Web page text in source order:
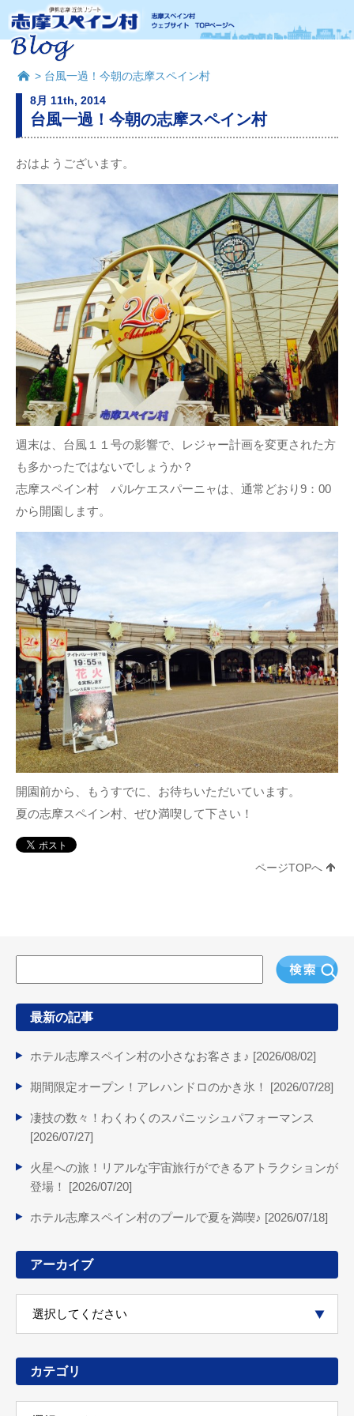
> 台風一過！今朝の志摩スペイン村
8月 11th, 2014
台風一過！今朝の志摩スペイン村
おはようございます。
週末は、台風１１号の影響で、レジャー計画を変更された方
も多かったではないでしょうか？
志摩スペイン村 パルケエスパーニャは、通常どおり9：00
から開園します。
開園前から、もうすでに、お待ちいただいています。
夏の志摩スペイン村、ぜひ満喫して下さい！
ページTOPへ
最新の記事
ホテル志摩スペイン村の小さなお客さま♪ [2026/08/02]
期間限定オープン！アレハンドロのかき氷！ [2026/07/28]
凄技の数々！わくわくのスパニッシュパフォーマンス
[2026/07/27]
火星への旅！リアルな宇宙旅行ができるアトラクションが
登場！ [2026/07/20]
ホテル志摩スペイン村のプールで夏を満喫♪ [2026/07/18]
アーカイブ
カテゴリ